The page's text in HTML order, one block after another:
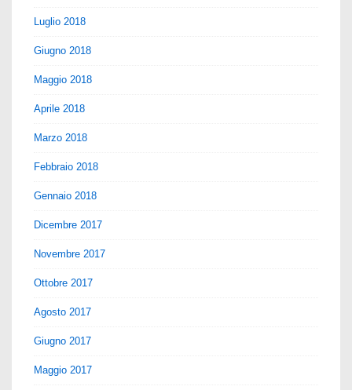
Luglio 2018
Giugno 2018
Maggio 2018
Aprile 2018
Marzo 2018
Febbraio 2018
Gennaio 2018
Dicembre 2017
Novembre 2017
Ottobre 2017
Agosto 2017
Giugno 2017
Maggio 2017